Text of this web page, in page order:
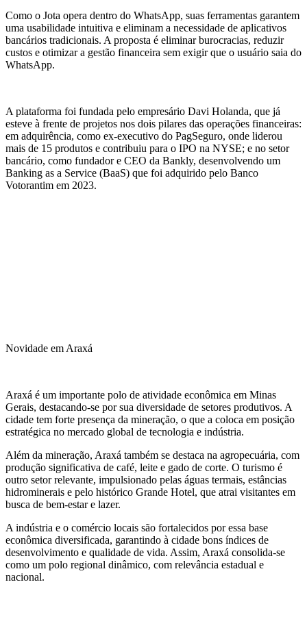
Como o Jota opera dentro do WhatsApp, suas ferramentas garantem
uma usabilidade intuitiva e eliminam a necessidade de aplicativos
bancários tradicionais. A proposta é eliminar burocracias, reduzir
custos e otimizar a gestão financeira sem exigir que o usuário saia do
WhatsApp.
A plataforma foi fundada pelo empresário Davi Holanda, que já
esteve à frente de projetos nos dois pilares das operações financeiras:
em adquirência, como ex-executivo do PagSeguro, onde liderou
mais de 15 produtos e contribuiu para o IPO na NYSE; e no setor
bancário, como fundador e CEO da Bankly, desenvolvendo um
Banking as a Service (BaaS) que foi adquirido pelo Banco
Votorantim em 2023.
Novidade em Araxá
Araxá é um importante polo de atividade econômica em Minas
Gerais, destacando-se por sua diversidade de setores produtivos. A
cidade tem forte presença da mineração, o que a coloca em posição
estratégica no mercado global de tecnologia e indústria.
Além da mineração, Araxá também se destaca na agropecuária, com
produção significativa de café, leite e gado de corte. O turismo é
outro setor relevante, impulsionado pelas águas termais, estâncias
hidrominerais e pelo histórico Grande Hotel, que atrai visitantes em
busca de bem-estar e lazer.
A indústria e o comércio locais são fortalecidos por essa base
econômica diversificada, garantindo à cidade bons índices de
desenvolvimento e qualidade de vida. Assim, Araxá consolida-se
como um polo regional dinâmico, com relevância estadual e
nacional.